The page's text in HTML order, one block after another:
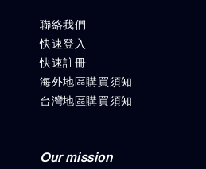
聯絡我們
快速登入
快速註冊
海外地區購買須知
台灣地區購買須知
Our mission